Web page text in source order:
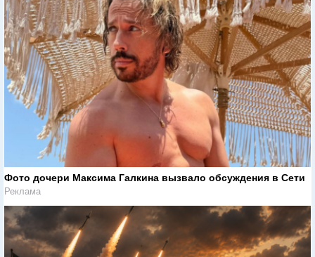
Фото дочери Максима Галкина вызвало обсуждения в Сети
Реклама